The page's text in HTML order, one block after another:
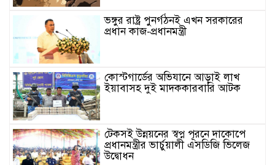
ভঙ্গুর রাষ্ট্র পুনর্গঠনই এখন সরকারের
প্রধান কাজ-প্রধানমন্ত্রী
কোস্টগার্ডের অভিযানে আড়াই লাখ
ইয়াবাসহ দুই মাদককারবারি আটক
টেকসই উন্নয়নের স্বপ্ন পূরনে দাকোপে
প্রধানমন্ত্রীর ভার্চুয়ালী এসডিজি ভিলেজ
উদ্বোধন